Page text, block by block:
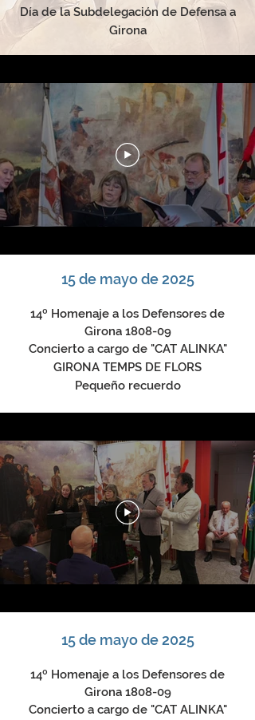
Día de la Subdelegación de Defensa a
Girona
15 de mayo de 2025
14º Homenaje a los Defensores de
Girona 1808-09
Concierto a cargo de "CAT ALINKA"
GIRONA TEMPS DE FLORS
Pequeño recuerdo
15 de mayo de 2025
14º Homenaje a los Defensores de
Girona 1808-09
Concierto a cargo de "CAT ALINKA"